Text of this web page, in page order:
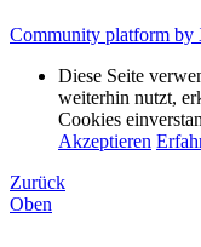
Community platform by
Diese Seite
weiterhin nutzt,
Cookies
Akzeptieren
Zurück
Oben